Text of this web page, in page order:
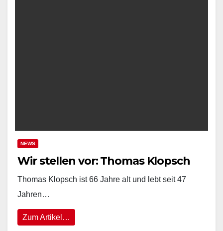
NEWS
Wir stellen vor: Thomas Klopsch
Thomas Klopsch ist 66 Jahre alt und lebt seit 47
Jahren…
Zum Artikel…